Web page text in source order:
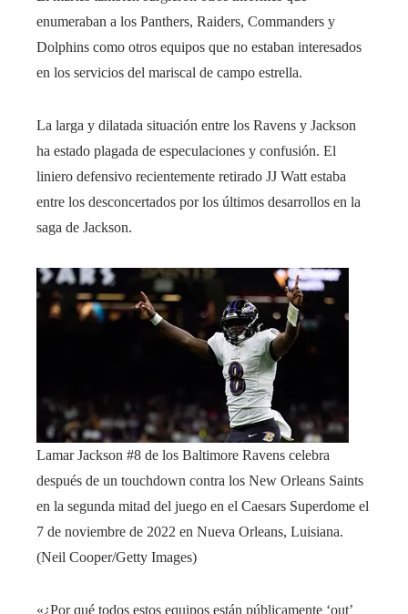
enumeraban a los Panthers, Raiders, Commanders y
Dolphins como otros equipos que no estaban interesados ​​
en los servicios del mariscal de campo estrella.
La larga y dilatada situación entre los Ravens y Jackson
ha estado plagada de especulaciones y confusión. El
liniero defensivo recientemente retirado JJ Watt estaba
entre los desconcertados por los últimos desarrollos en la
saga de Jackson.
Lamar Jackson #8 de los Baltimore Ravens celebra
después de un touchdown contra los New Orleans Saints
en la segunda mitad del juego en el Caesars Superdome el
7 de noviembre de 2022 en Nueva Orleans, Luisiana.
(Neil Cooper/Getty Images)
«¿Por qué todos estos equipos están públicamente ‘out’